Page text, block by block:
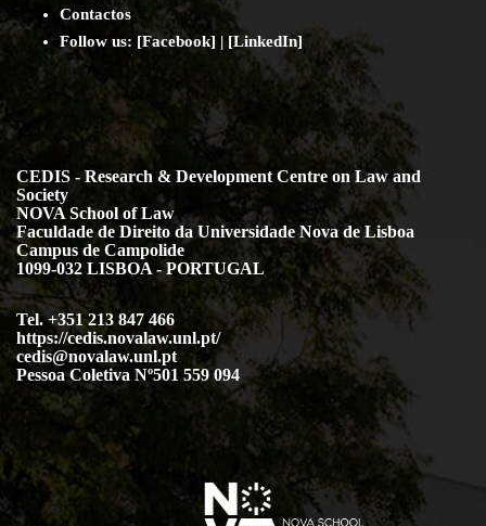
Contactos
Follow us: [Facebook] | [LinkedIn]
CEDIS - Research & Development Centre on Law and
Society
NOVA School of Law
Faculdade de Direito da Universidade Nova de Lisboa
Campus de Campolide
1099-032 LISBOA - PORTUGAL
Tel. +351 213 847 466
https://cedis.novalaw.unl.pt/
cedis@novalaw.unl.pt
Pessoa Coletiva Nº501 559 094